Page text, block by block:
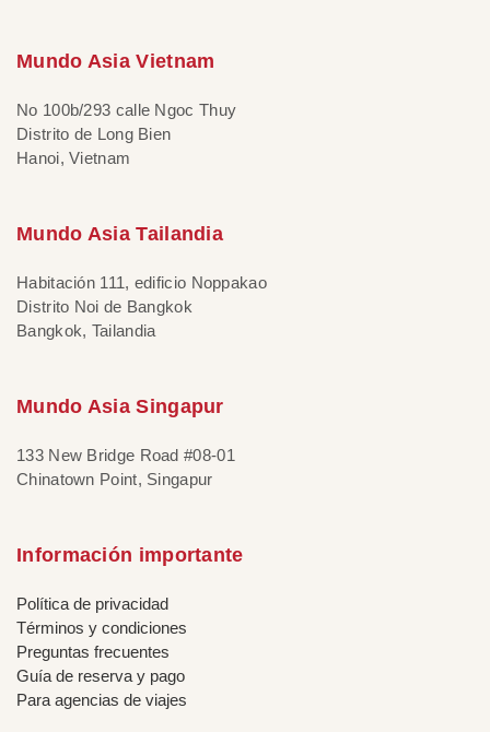
Mundo Asia Vietnam
No 100b/293 calle Ngoc Thuy
Distrito de Long Bien
Hanoi, Vietnam
Mundo Asia Tailandia
Habitación 111, edificio Noppakao
Distrito Noi de Bangkok
Bangkok, Tailandia
Mundo Asia Singapur
133 New Bridge Road #08-01
Chinatown Point, Singapur
Información importante
Política de privacidad
Términos y condiciones
Preguntas frecuentes
Guía de reserva y pago
Para agencias de viajes